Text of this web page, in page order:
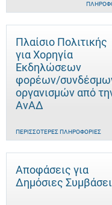
Πλαίσιο Πολιτικής
για Χορηγία
Εκδηλώσεων
φορέων/
οργανισμών από
ΑνΑΔ
ΠΕΡΙΣΣΌΤΕΡΕΣ ΠΛΗΡΟΦΟΡΊΕΣ
Αποφάσεις για
Δημόσιες